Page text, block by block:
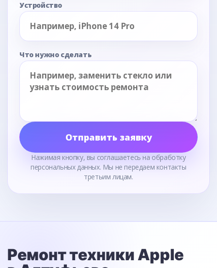
Устройство
Что нужно сделать
Отправить заявку
Нажимая кнопку, вы соглашаетесь на обработку
персональных данных. Мы не передаем контакты
третьим лицам.
Ремонт техники Apple